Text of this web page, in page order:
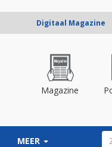
Digitaal Magazine
Magazine
MEER